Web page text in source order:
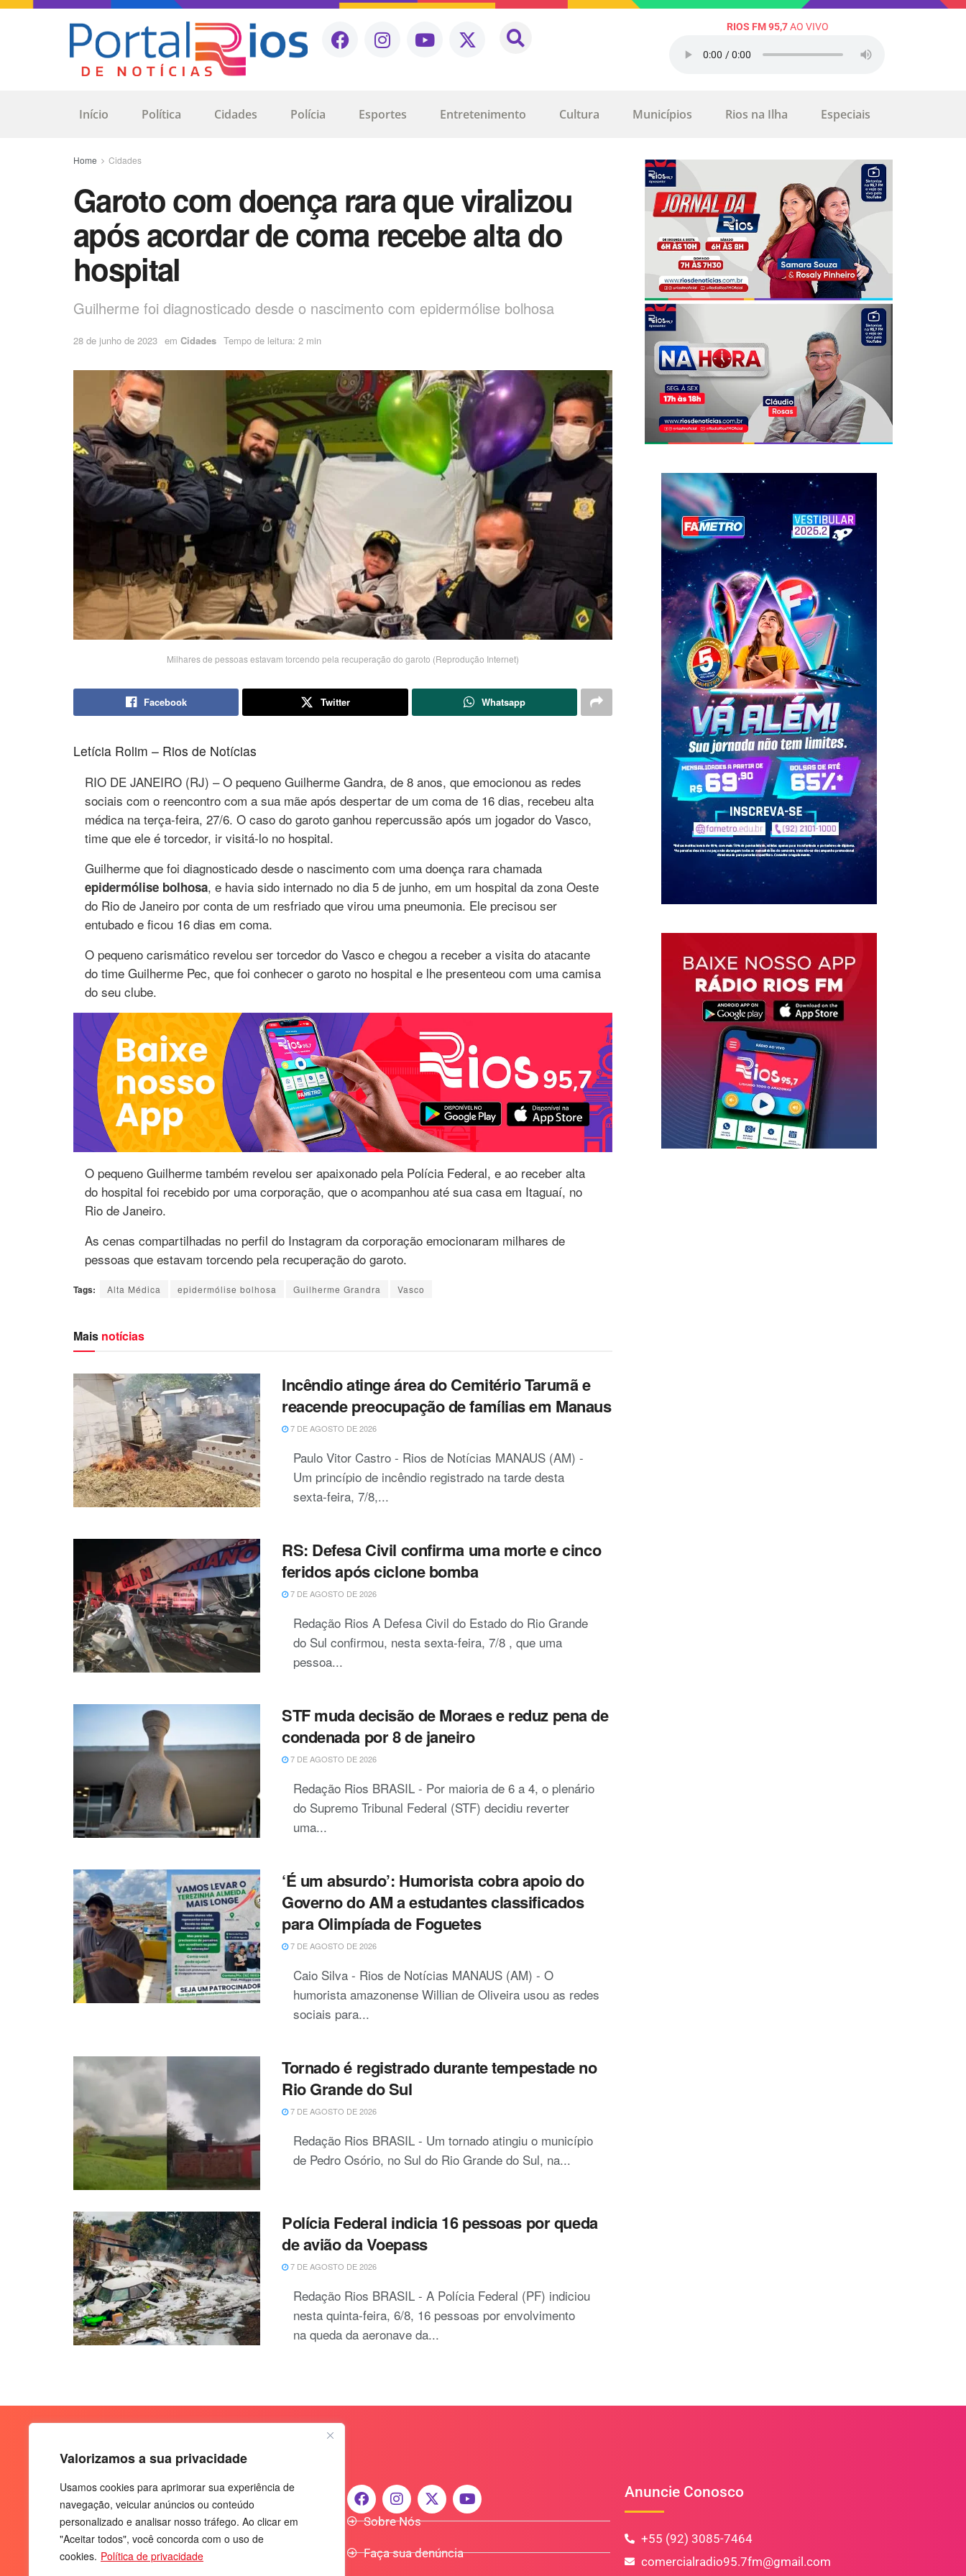
Valorizamos a sua privacidade
Usamos cookies para aprimorar sua experiência de
navegação, veicular anúncios ou conteúdo
personalizado e analisar nosso tráfego. Ao clicar em
"Aceitar todos", você concorda com o uso de
cookies. Política de privacidade
RIOS FM 95,7AO VIVO
Início Política Cidades Polícia Esportes Entretenimento Cultura Municípios Rios na Ilha Especiais
Home Cidades
Garoto com doença rara que viralizou
após acordar de coma recebe alta do
hospital
Guilherme foi diagnosticado desde o nascimento com epidermólise bolhosa
28 de junho de 2023 em Cidades Tempo de leitura: 2 min
Milhares de pessoas estavam torcendo pela recuperação do garoto (Reprodução Internet)
Facebook Twitter Whatsapp
Letícia Rolim – Rios de Notícias
RIO DE JANEIRO (RJ) – O pequeno Guilherme Gandra, de 8 anos, que emocionou as redes
sociais com o reencontro com a sua mãe após despertar de um coma de 16 dias, recebeu alta
médica na terça-feira, 27/6. O caso do garoto ganhou repercussão após um jogador do Vasco,
time que ele é torcedor, ir visitá-lo no hospital.
Guilherme que foi diagnosticado desde o nascimento com uma doença rara chamada
epidermólise bolhosa, e havia sido internado no dia 5 de junho, em um hospital da zona Oeste
do Rio de Janeiro por conta de um resfriado que virou uma pneumonia. Ele precisou ser
entubado e ficou 16 dias em coma.
O pequeno carismático revelou ser torcedor do Vasco e chegou a receber a visita do atacante
do time Guilherme Pec, que foi conhecer o garoto no hospital e lhe presenteou com uma camisa
do seu clube.
O pequeno Guilherme também revelou ser apaixonado pela Polícia Federal, e ao receber alta
do hospital foi recebido por uma corporação, que o acompanhou até sua casa em Itaguaí, no
Rio de Janeiro.
As cenas compartilhadas no perfil do Instagram da corporação emocionaram milhares de
pessoas que estavam torcendo pela recuperação do garoto.
Tags: Alta Médica epidermólise bolhosa Guilherme Grandra Vasco
Mais notícias
Incêndio atinge área do Cemitério Tarumã e
reacende preocupação de famílias em Manaus
7 DE AGOSTO DE 2026
Paulo Vitor Castro - Rios de Notícias MANAUS (AM) -
Um princípio de incêndio registrado na tarde desta
sexta-feira, 7/8,...
RS: Defesa Civil confirma uma morte e cinco
feridos após ciclone bomba
7 DE AGOSTO DE 2026
Redação Rios A Defesa Civil do Estado do Rio Grande
do Sul confirmou, nesta sexta-feira, 7/8 , que uma
pessoa...
STF muda decisão de Moraes e reduz pena de
condenada por 8 de janeiro
7 DE AGOSTO DE 2026
Redação Rios BRASIL - Por maioria de 6 a 4, o plenário
do Supremo Tribunal Federal (STF) decidiu reverter
uma...
‘É um absurdo’: Humorista cobra apoio do
Governo do AM a estudantes classificados
para Olimpíada de Foguetes
7 DE AGOSTO DE 2026
Caio Silva - Rios de Notícias MANAUS (AM) - O
humorista amazonense Willian de Oliveira usou as redes
sociais para...
Tornado é registrado durante tempestade no
Rio Grande do Sul
7 DE AGOSTO DE 2026
Redação Rios BRASIL - Um tornado atingiu o município
de Pedro Osório, no Sul do Rio Grande do Sul, na...
Polícia Federal indicia 16 pessoas por queda
de avião da Voepass
7 DE AGOSTO DE 2026
Redação Rios BRASIL - A Polícia Federal (PF) indiciou
nesta quinta-feira, 6/8, 16 pessoas por envolvimento
na queda da aeronave da...
Sobre Nós
Faça sua denúncia
Anuncie Conosco
+55 (92) 3085-7464
comercialradio95.7fm@gmail.com